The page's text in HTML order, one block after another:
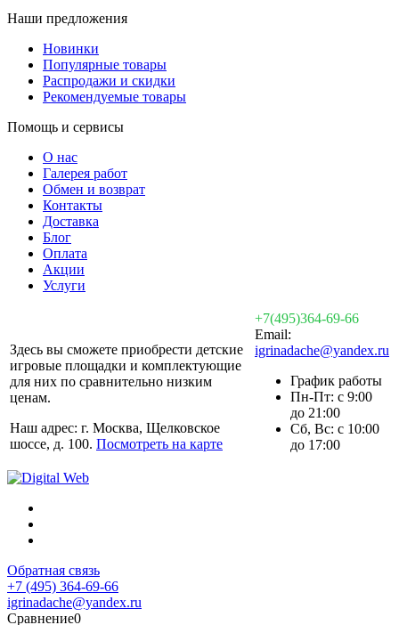
Наши предложения
Новинки
Популярные товары
Распродажи и скидки
Рекомендуемые товары
Помощь и сервисы
О нас
Галерея работ
Обмен и возврат
Контакты
Доставка
Блог
Оплата
Акции
Услуги
Здесь вы сможете приобрести детские
игровые площадки и комплектующие
для них по сравнительно низким
ценам.
Наш адрес: г. Москва, Щелковское
шоссе, д. 100. Посмотреть на карте
+7(495)364-69-66
Email:
igrinadache@yandex.ru
График работы
Пн-Пт: с 9:00
до 21:00
Сб, Вс: с 10:00
до 17:00
Обратная связь
+7 (495) 364-69-66
igrinadache@yandex.ru
Сравнение0